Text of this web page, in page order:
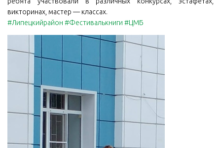
викторинах, мастер — классах.
#Липецкийрайон #Фестивалькниги #ЦМБ